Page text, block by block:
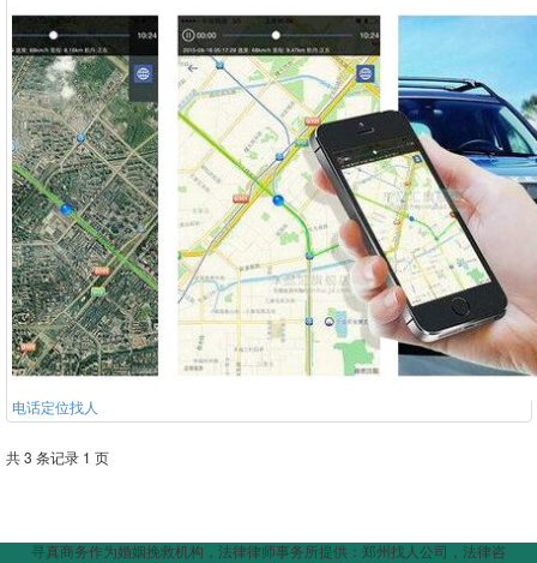
电话定位找人
共 3 条记录 1 页
寻真商务作为婚姻挽救机构，法律律师事务所提供：郑州找人公司，法律咨